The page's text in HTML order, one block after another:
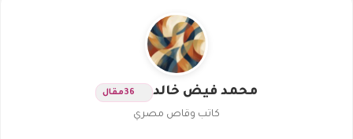
محمد فيض خالد 36مقال
كاتب وقاص مصري